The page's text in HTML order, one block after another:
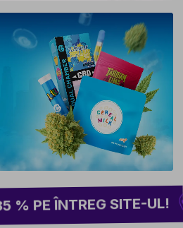
ÎNTREG SITE-UL! 2